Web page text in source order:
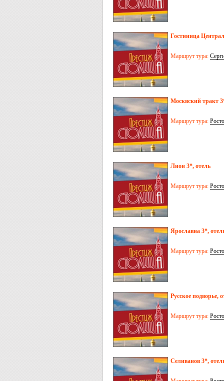
Гостиница
Маршрут тура:
Москвский тракт
Маршрут тура:
Лион 3*, отель
Маршрут тура:
Ярославна 3*,
Маршрут тура:
Русское подворье,
Маршрут тура:
Селиванов 3*,